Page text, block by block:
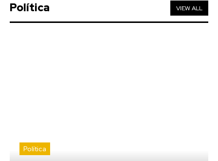
Política VIEW ALL
Política